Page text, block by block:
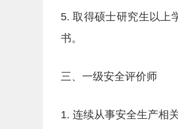
5. 取得硕士研究生以上
书。
三、一级安全评价师
1. 连续从事安全生产相